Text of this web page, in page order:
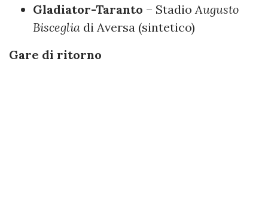
Gladiator-Taranto – StadioAugusto
Bisceglia di Aversa (sintetico)
Gare di ritorno